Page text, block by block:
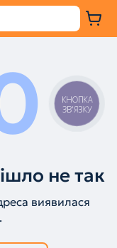
не так
виявилася
КНОПКА
ЗВ'ЯЗКУ